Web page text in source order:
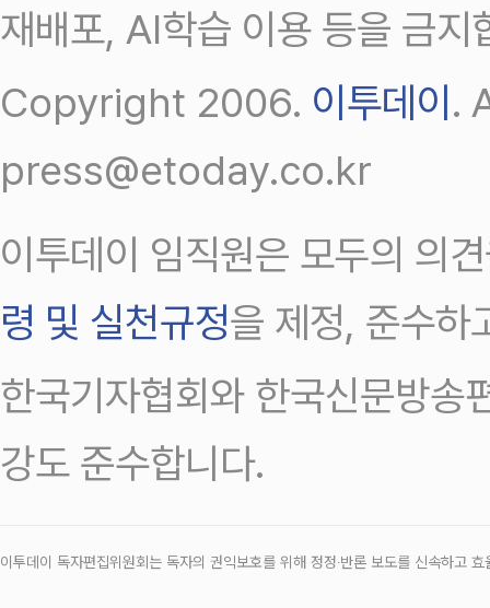
재배포, AI학습 이용 등을 금지
Copyright 2006. 이투데이.
press@etoday.co.kr
이투데이 임직원은 모두의 의
령 및 실천규정을 제정, 준수하
한국기자협회와 한국신문방송
강도 준수합니다.
이투데이 독자편집위원회는 독자의 권익보호를 위해 정정‧반론 보도를 신속하고